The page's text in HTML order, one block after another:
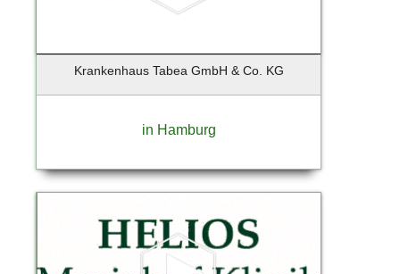
Krankenhaus Tabea GmbH & Co. KG
in Hamburg